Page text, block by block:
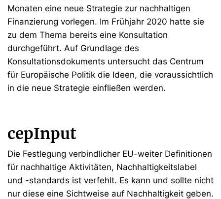
Monaten eine neue Strategie zur nachhaltigen
Finanzierung vorlegen. Im Frühjahr 2020 hatte sie
zu dem Thema bereits eine Konsultation
durchgeführt. Auf Grundlage des
Konsultationsdokuments untersucht das Centrum
für Europäische Politik die Ideen, die voraussichtlich
in die neue Strategie einfließen werden.
cepInput
Die Festlegung verbindlicher EU-weiter Definitionen
für nachhaltige Aktivitäten, Nachhaltigkeitslabel
und -standards ist verfehlt. Es kann und sollte nicht
nur diese eine Sichtweise auf Nachhaltigkeit geben.